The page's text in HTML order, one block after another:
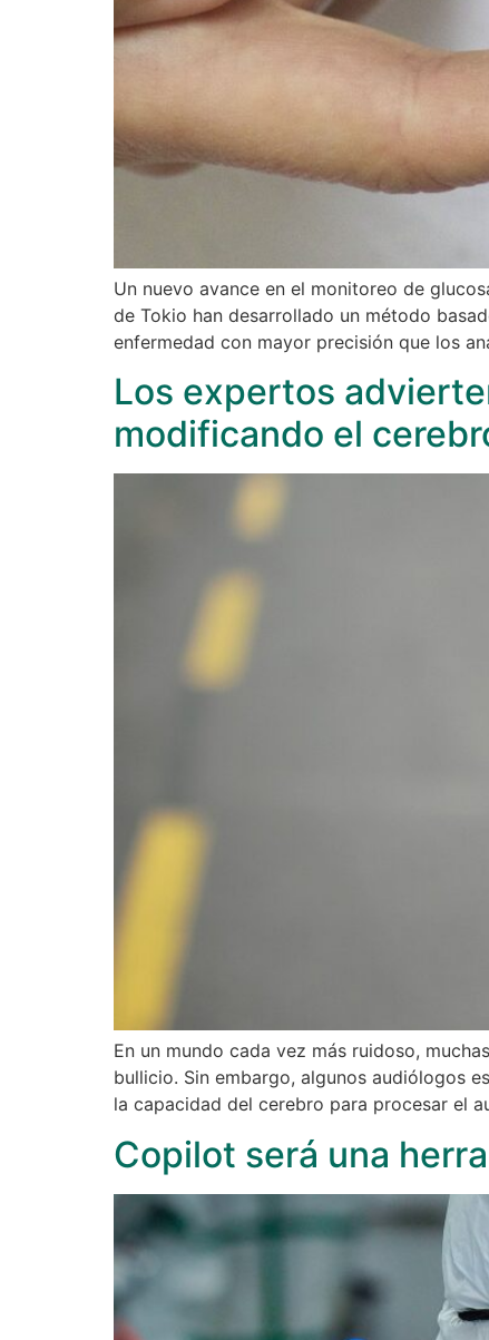
Un nuevo avance en el monitoreo de
de Tokio han desarrollado un método
enfermedad con mayor precisión que los
Los expertos
modificando el
En un mundo cada vez más ruidoso,
bullicio. Sin embargo, algunos audiólogos
la capacidad del cerebro para procesar el
Copilot será una